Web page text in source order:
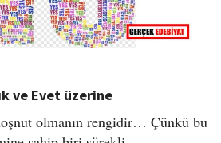
ve Evet üzerine
olmanın rengidir… Çünkü bu